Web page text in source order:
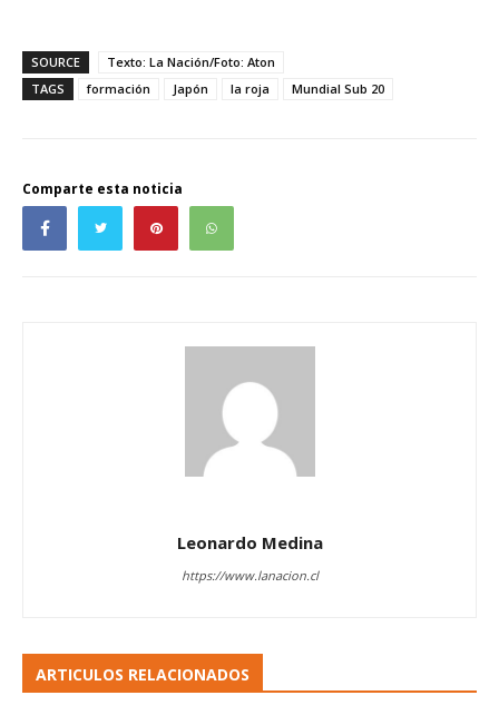
SOURCE
Texto: La Nación/Foto: Aton
TAGS
formación Japón la roja Mundial Sub 20
Comparte esta noticia
Leonardo Medina
https://www.lanacion.cl
ARTICULOS RELACIONADOS